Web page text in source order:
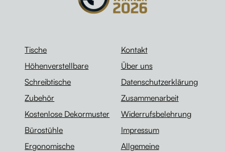
Tische
Höhenverstellbare
Schreibtische
Zubehör
Kostenlose Dekormuster
Bürostühle
Ergonomische
Kontakt
Über uns
Datenschutzerklärung
Zusammenarbeit
Widerrufsbelehrung
Impressum
Allgemeine